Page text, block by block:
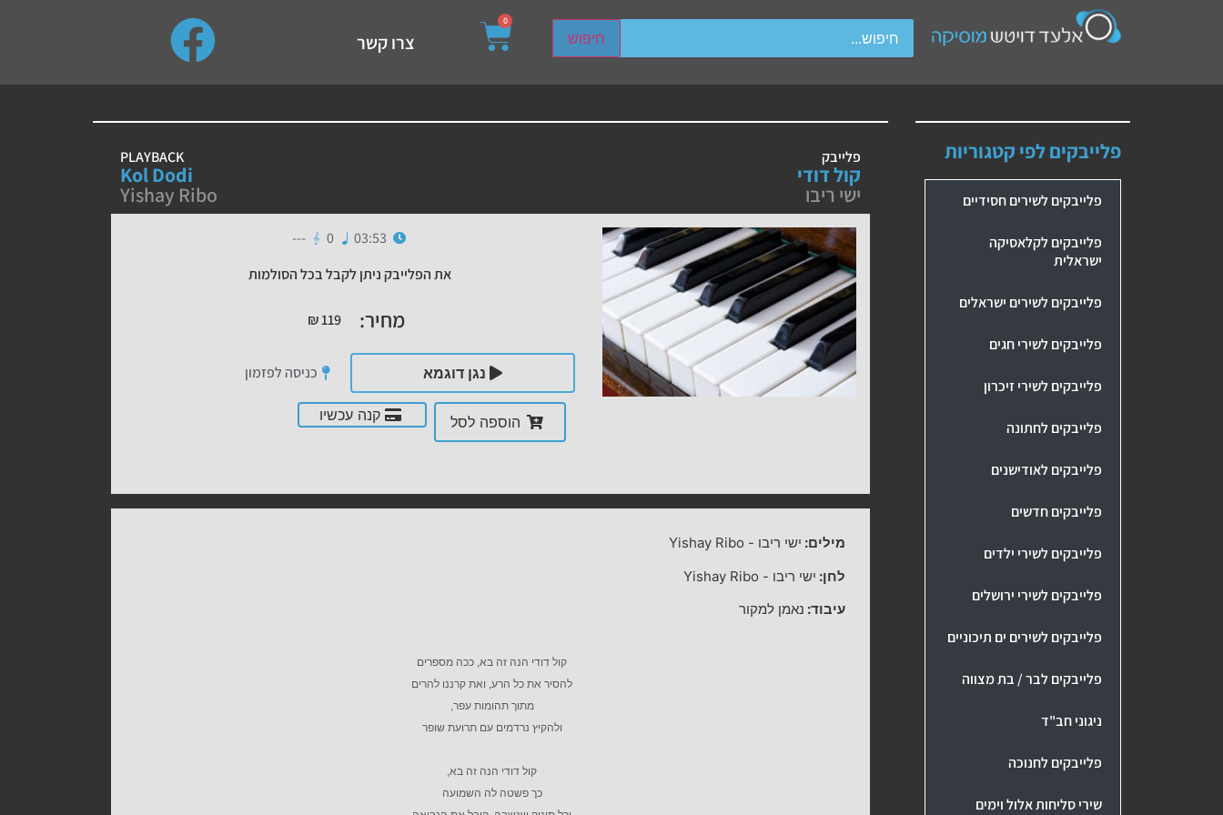
חיפוש
up and down arrows to review and enter to go to the desired page. Touch device users, explore by touch or with swipe gestures.
0
צרו קשר
פלייבקים לפי קטגוריות
פלייבקים לשירים חסידיים
פלייבקים לקלאסיקה
ישראלית
פלייבקים לשירים ישראלים
פלייבקים לשירי חגים
פלייבקים לשירי זיכרון
פלייבקים לחתונה
פלייבקים לאודישנים
פלייבקים חדשים
פלייבקים לשירי ילדים
פלייבקים לשירי ירושלים
פלייבקים לשירים ים תיכוניים
פלייבקים לבר / בת מצווה
ניגוני חב"ד
פלייבקים לחנוכה
שירי סליחות אלול וימים
פלייבק
קול דודי
ישי ריבו
PLAYBACK
Kol Dodi
Yishay Ribo
03:53
0
---
את הפלייבק ניתן לקבל בכל הסולמות
מחיר: ₪119
נגן דוגמא כניסה לפזמון
הוספה לסל קנה עכשיו
מילים: ישי ריבו -
Yishay Ribo
לחן: ישי ריבו -
Yishay Ribo
עיבוד: נאמן למקור
קול דודי הנה זה בא, ככה מספרים
להסיר את כל הרע, ואת קרננו להרים
מתוך תהומות עפר,
ולהקיץ נרדמים עם תרועת שופר
קול דודי הנה זה בא,
כך פשטה לה השמועה